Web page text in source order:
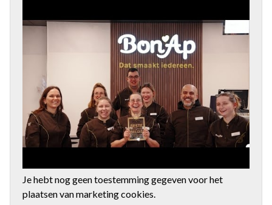
Je hebt nog geen toestemming gegeven voor het
plaatsen van marketing cookies.